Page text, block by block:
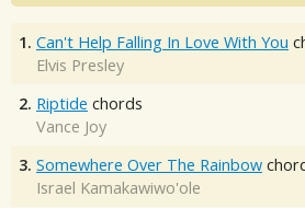
1. Can't Help Falling In Love With You
Elvis Presley
2. Riptide chords
Vance Joy
3. Somewhere Over The Rainbow
Israel Kamakawiwo'ole